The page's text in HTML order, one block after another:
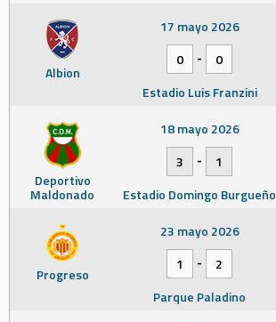
Albion
17 mayo 2026
0
-
0
Estadio Luis Franzini
Deportivo
Maldonado
18 mayo 2026
3
-
1
Estadio Domingo Burgueño
Progreso
23 mayo 2026
1
-
2
Parque Paladino